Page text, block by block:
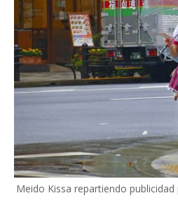
Meido Kissa repartiendo